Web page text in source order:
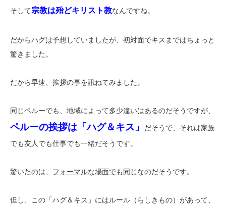
そして宗教は殆どキリスト教なんですね。
だからハグは予想していましたが、初対面でキスまではちょっと
驚きました。
だから早速、挨拶の事を訊ねてみました。
同じペルーでも、地域によって多少違いはあるのだそうですが、
ペルーの挨拶は「ハグ＆キス」
だそうで、それは家族
でも友人でも仕事でも一緒だそうです。
驚いたのは、 フォーマルな場面でも同じなのだそうです。
但し、この「ハグ＆キス」にはルール（らしきもの）があって、